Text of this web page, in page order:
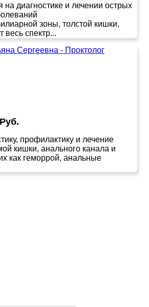
на диагностике и лечении острых
зоны, толстой кишки,
весь спектр...
Сергеевна - Проктолог
профилактику и лечение
кишки, анального канала и
как геморрой, анальные